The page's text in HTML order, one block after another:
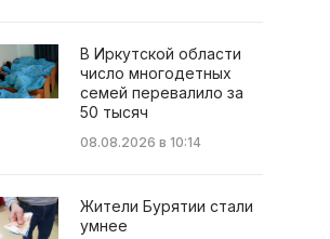
В Иркутской области
число многодетных
семей перевалило за
50 тысяч
08.08.2026 в 10:14
Жители Бурятии стали
умнее